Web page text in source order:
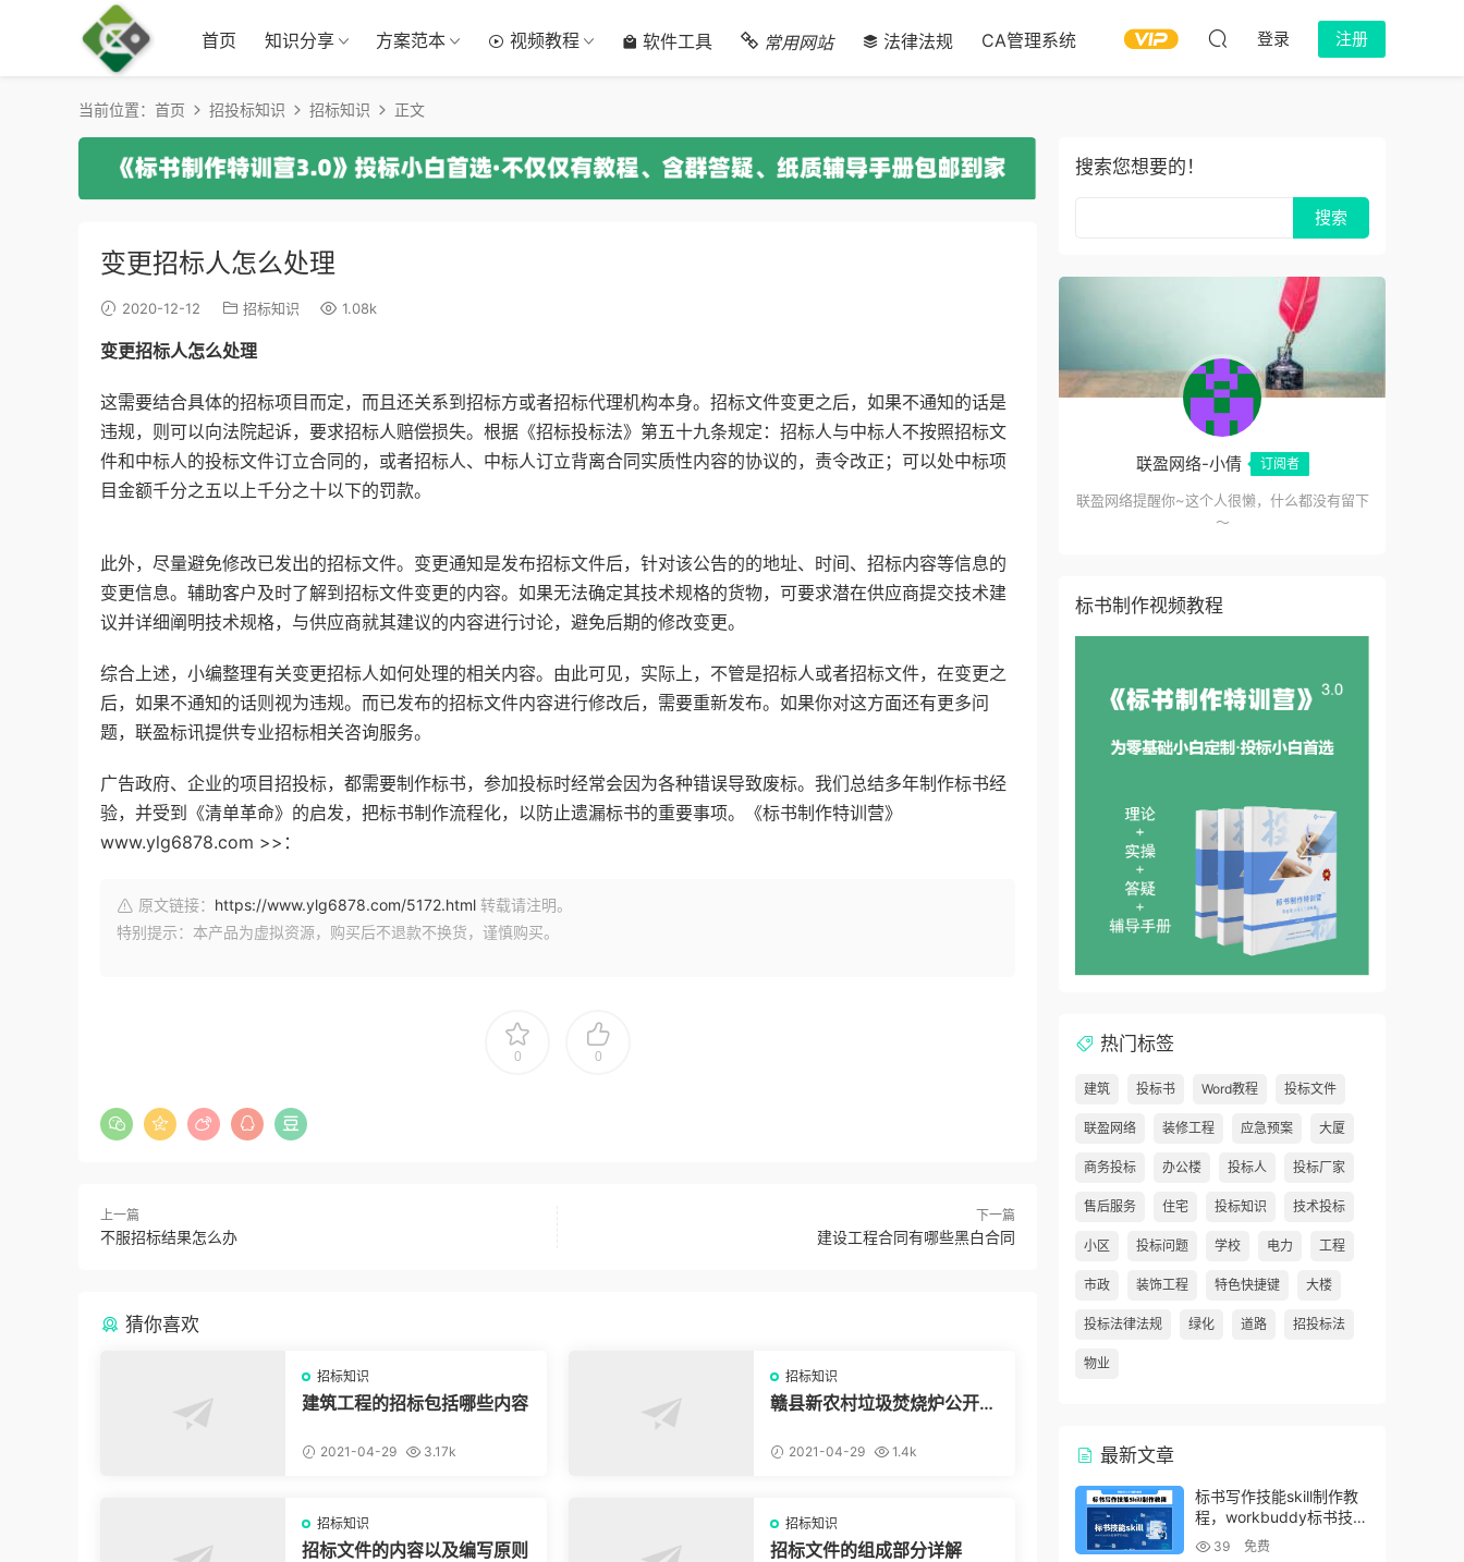
首页 知识分享 方案范本 视频教程 软件工具 常用网站 法律法规 CA管理系统 登录 注册
当前位置： 首页 招投标知识 招标知识 正文
变更招标人怎么处理
2020-12-12 招标知识 1.08k
变更招标人怎么处理
这需要结合具体的招标项目而定，而且还关系到招标方或者招标代理机构本身。招标文件变更之后，如果不通知的话是
违规，则可以向法院起诉，要求招标人赔偿损失。根据《招标投标法》第五十九条规定：招标人与中标人不按照招标文
件和中标人的投标文件订立合同的，或者招标人、中标人订立背离合同实质性内容的协议的，责令改正；可以处中标项
目金额千分之五以上千分之十以下的罚款。
此外，尽量避免修改已发出的招标文件。 变更通知是发布招标文件后，针对该公告的的地址、时间、招标内容等信息的
变更信息。辅助客户及时了解到招标文件变更的内容。如果无法确定其技术规格的货物，可要求潜在供应商提交技术建
议并详细阐明技术规格，与供应商就其建议的内容进行讨论，避免后期的修改变更。
综合上述，小编整理有关变更招标人如何处理的相关内容。由此可见，实际上，不管是招标人或者招标文件，在变更之
后，如果不通知的话则视为违规。而已发布的招标文件内容进行修改后，需要重新发布。如果你对这方面还有更多问
题，联盈标讯提供专业招标相关咨询服务。
广告政府、企业的项目招投标，都需要制作标书，参加投标时经常会因为各种错误导致废标。我们总结多年制作标书经
验，并受到《清单革命》的启发，把标书制作流程化，以防止遗漏标书的重要事项。《标书制作特训营》
www.ylg6878.com >>：
原文链接： https://www.ylg6878.com/5172.html 转载请注明。
特别提示：本产品为虚拟资源，购买后不退款不换货，谨慎购买。
0 0
上一篇
不服招标结果怎么办
下一篇
建设工程合同有哪些黑白合同
猜你喜欢
招标知识
建筑工程的招标包括哪些内容
2021-04-29 3.17k
招标知识
赣县新农村垃圾焚烧炉公开招
2021-04-29 1.4k
招标知识
招标文件的内容以及编写原则
招标知识
招标文件的组成部分详解
搜索您想要的！
联盈网络-小倩 订阅者
联盈网络提醒你~这个人很懒，什么都没有留下
～
标书制作视频教程
热门标签
建筑 投标书 Word教程 投标文件
联盈网络 装修工程 应急预案 大厦
商务投标 办公楼 投标人 投标厂家
售后服务 住宅 投标知识 技术投标
小区 投标问题 学校 电力 工程
市政 装饰工程 特色快捷键 大楼
投标法律法规 绿化 道路 招投标法
物业
最新文章
标书写作技能skill制作教
程，workbuddy标书技能
生成教程
39 免费